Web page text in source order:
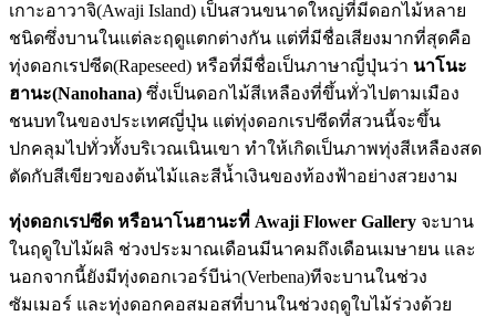
เกาะอาวาจิ(Awaji Island) เป็นสวนขนาดใหญ่ที่มีดอกไม้หลาย
ชนิดซึ่งบานในแต่ละฤดูแตกต่างกัน แต่ที่มีชื่อเสียงมากที่สุดคือ
ทุ่งดอกเรปซีด(Rapeseed) หรือที่มีชื่อเป็นภาษาญี่ปุ่นว่า นาโนะ
ฮานะ(Nanohana) ซึ่งเป็นดอกไม้สีเหลืองที่ขึ้นทั่วไปตามเมือง
ชนบทในของประเทศญี่ปุ่น แต่ทุ่งดอกเรปซีดที่สวนนี้จะขึ้น
ปกคลุมไปทั่วทั้งบริเวณเนินเขา ทำให้เกิดเป็นภาพทุ่งสีเหลืองสด
ตัดกับสีเขียวของต้นไม้และสีน้ำเงินของท้องฟ้าอย่างสวยงาม
ทุ่งดอกเรปซีด หรือนาโนฮานะที่ Awaji Flower Gallery จะบาน
ในฤดูใบไม้ผลิ ช่วงประมาณเดือนมีนาคมถึงเดือนเมษายน และ
นอกจากนี้ยังมีทุ่งดอกเวอร์บีน่า(Verbena)ทีจะบานในช่วง
ซัมเมอร์ และทุ่งดอกคอสมอสที่บานในช่วงฤดูใบไม้ร่วงด้วย